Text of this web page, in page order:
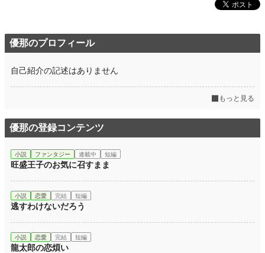
優那のプロフィール
自己紹介の記述はありません
もっと見る
優那の登録コンテンツ
小説 ファンタジー 連載中 短編
旺盛王子のお気に召すまま
小説 恋愛 完結 短編
逃すわけないだろう
小説 恋愛 完結 短編
龍太郎の恋煩い